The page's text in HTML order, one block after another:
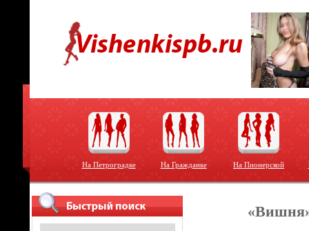
На Петроградке На Гражданке На Пионерской